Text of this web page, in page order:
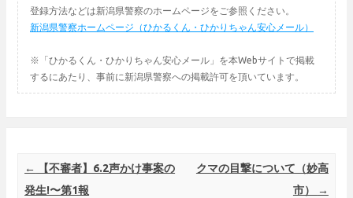
登録方法などは新潟県警察のホームページをご参照ください。
新潟県警察ホームページ（ひかるくん・ひかりちゃん安心メール）
※「ひかるくん・ひかりちゃん安心メール」を本Webサイトで掲載
するにあたり、事前に新潟県警察への掲載許可を頂いています。
Post navigation
←
【不審者】6.2声かけ事案の
発生!〜第1報
クマの目撃について（妙高
市）
→